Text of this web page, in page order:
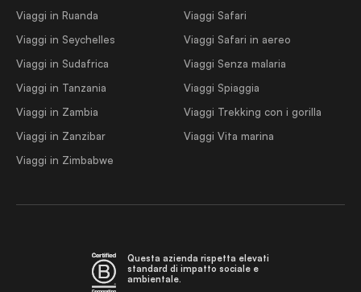
Viaggi in Ruanda
Viaggi in Seychelles
Viaggi in Sudafrica
Viaggi in Tanzania
Viaggi in Zambia
Viaggi in Zanzibar
Viaggi in Zimbabwe
Viaggi Safari
Viaggi Safari in aereo
Viaggi Senza malaria
Viaggi Spiaggia
Viaggi Trekking con i gorilla
Viaggi Vita marina
Questa azienda rispetta elevati
standard di impatto sociale e
ambientale.